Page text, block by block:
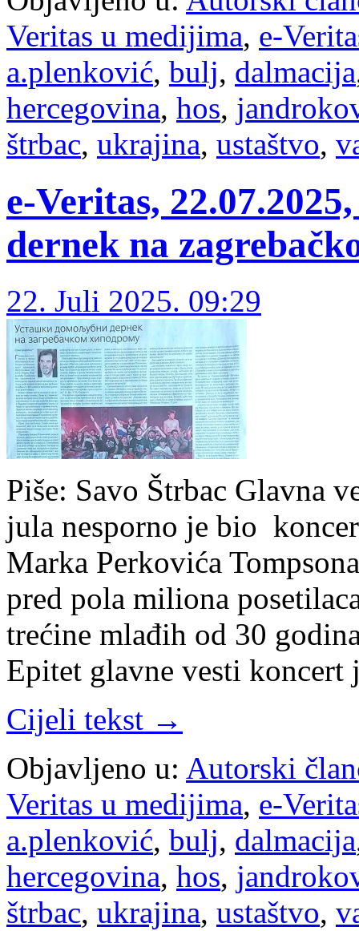
Veritas u medijima, e-
a.plenković, bulj, dalmacija
hercegovina, hos,
štrbac, ukrajina, ustaštvo,
e-Veritas,
dernek na
22. Juli 2025. 09:29
Piše: Savo Štrbac Glavna
jula nesporno je bio
Marka Perkovića
pred pola miliona
trećine mlađih od 30
Epitet glavne vesti
Cijeli tekst →
Objavljeno u: Autorski
Veritas u medijima, e-
a.plenković, bulj, dalmacija
hercegovina, hos,
štrbac, ukrajina, ustaštvo,